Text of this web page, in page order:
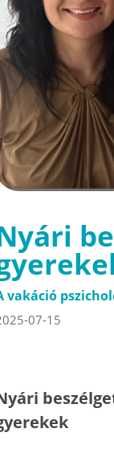
vakáció
07-15